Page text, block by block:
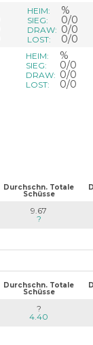
HEIM: %
SIEG: 0/0
DRAW: 0/0
LOST: 0/0
HEIM: %
SIEG: 0/0
DRAW: 0/0
LOST: 0/0
Durchschn. Totale
Schüsse
9.67
?
Durchschn. Totale
Schüsse
?
4.40